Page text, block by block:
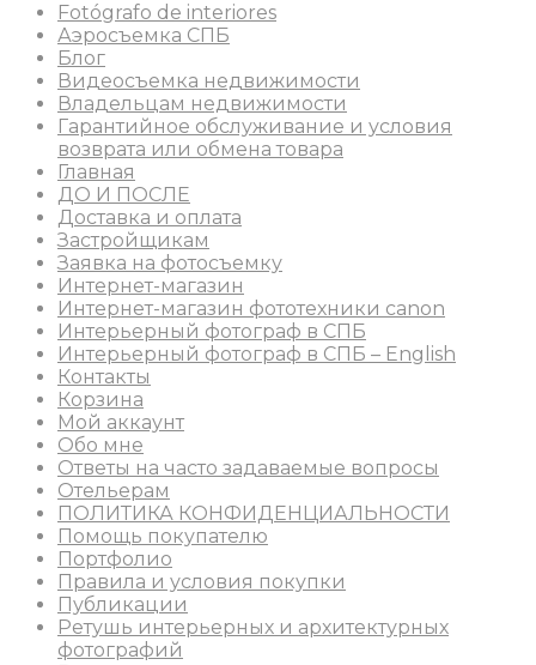
Fotógrafo de interiores
Аэросъемка СПБ
Блог
Видеосъемка недвижимости
Владельцам недвижимости
Гарантийное обслуживание и условия
возврата или обмена товара
Главная
ДО И ПОСЛЕ
Доставка и оплата
Застройщикам
Заявка на фотосъемку
Интернет-магазин
Интернет-магазин фототехники canon
Интерьерный фотограф в СПБ
Интерьерный фотограф в СПБ – English
Контакты
Корзина
Мой аккаунт
Обо мне
Ответы на часто задаваемые вопросы
Отельерам
ПОЛИТИКА КОНФИДЕНЦИАЛЬНОСТИ
Помощь покупателю
Портфолио
Правила и условия покупки
Публикации
Ретушь интерьерных и архитектурных
фотографий